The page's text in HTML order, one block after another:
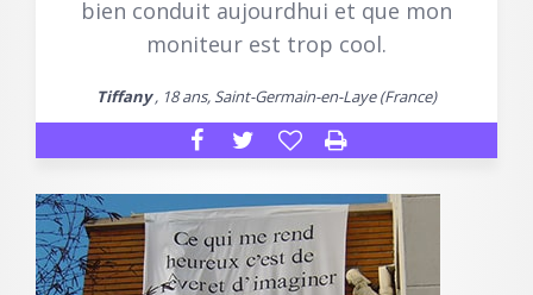
bien conduit aujourdhui et que mon
moniteur est trop cool.
Tiffany, 18 ans, Saint-Germain-en-Laye (France)